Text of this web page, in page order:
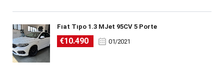
Fiat Tipo 1.3 MJet 95CV 5 Porte
€10.490 01/2021